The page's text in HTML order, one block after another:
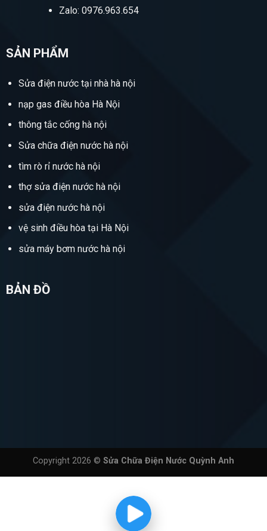
Zalo: 0976.963.654
SẢN PHẨM
Sửa điện nước tại nhà hà nội
nạp gas điều hòa Hà Nội
thông tắc cống hà nội
Sửa chữa điện nước hà nội
tìm rò rỉ nước hà nội
thợ sửa điện nước hà nội
sửa điện nước hà nội
vệ sinh điều hòa tại Hà Nội
sửa máy bơm nước hà nội
BẢN ĐỒ
Copyright 2026 © Sửa Chữa Điện Nước Quỳnh Anh